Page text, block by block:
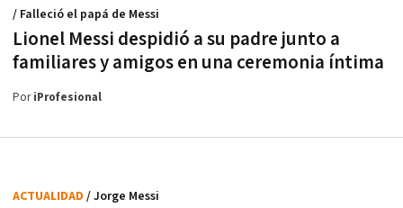
Lionel Messi despidió a su padre junto a
familiares y amigos en una ceremonia íntima
/ Falleció el papá de Messi
PoriProfesional
ACTUALIDAD / Jorge Messi